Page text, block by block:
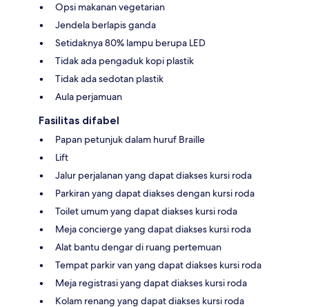
Opsi makanan vegetarian
Jendela berlapis ganda
Setidaknya 80% lampu berupa LED
Tidak ada pengaduk kopi plastik
Tidak ada sedotan plastik
Aula perjamuan
Fasilitas difabel
Papan petunjuk dalam huruf Braille
Lift
Jalur perjalanan yang dapat diakses kursi roda
Parkiran yang dapat diakses dengan kursi roda
Toilet umum yang dapat diakses kursi roda
Meja concierge yang dapat diakses kursi roda
Alat bantu dengar di ruang pertemuan
Tempat parkir van yang dapat diakses kursi roda
Meja registrasi yang dapat diakses kursi roda
Kolam renang yang dapat diakses kursi roda